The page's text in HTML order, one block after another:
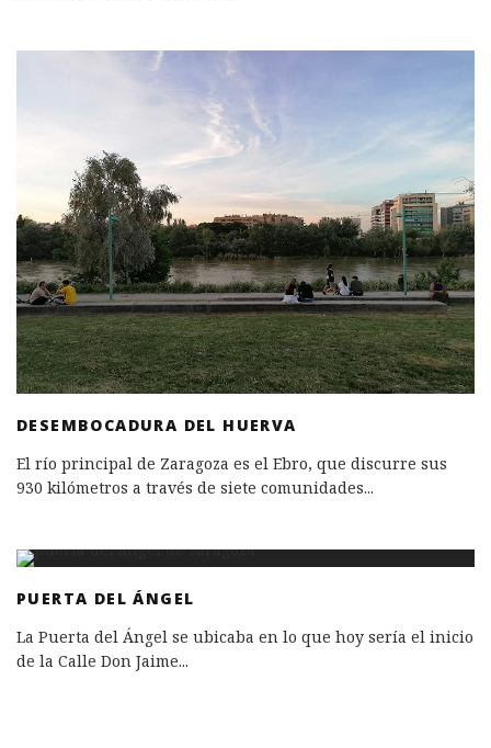
DESEMBOCADURA DEL HUERVA
El río principal de Zaragoza es el Ebro, que discurre sus
930 kilómetros a través de siete comunidades...
PUERTA DEL ÁNGEL
La Puerta del Ángel se ubicaba en lo que hoy sería el inicio
de la Calle Don Jaime...